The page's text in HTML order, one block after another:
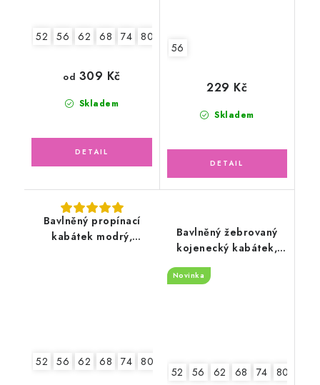
52 56 62 68 74 80
Skladem
od 309 Kč
56
Skladem
229 Kč
Bavlněný propínací
kabátek modrý,
52 56 62 68 74 80
Bavlněný žebrovaný
kojenecký kabátek,
Méďa s růžovou
Novinka
52 56 62 68 74 80